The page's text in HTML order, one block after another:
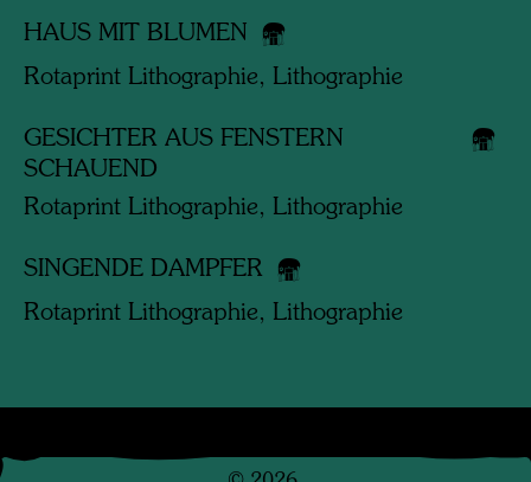
HAUS MIT BLUMEN
Rotaprint Lithographie, Lithographie
GESICHTER AUS FENSTERN
SCHAUEND
Rotaprint Lithographie, Lithographie
SINGENDE DAMPFER
Rotaprint Lithographie, Lithographie